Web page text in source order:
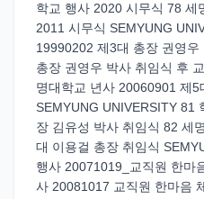
학교 행사 2020 시무식 78 세
2011 시무식 SEMYUNG
19990202 제3대 총장 권영
총장 권영우 박사 취임식 후
명대학교 년사 20060901 제
SEMYUNG UNIVERSITY 81
장 김유성 박사 취임식 82 세
대 이용걸 총장 취임식
행사 20071019_교직원 한마
사 20081017 교직원 한마음